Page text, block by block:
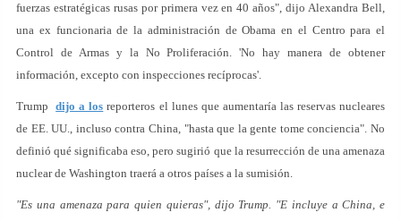
fuerzas estratégicas rusas por primera vez en 40 años", dijo Alexandra Bell,
una ex funcionaria de la administración de Obama en el Centro para el
Control de Armas y la No Proliferación. 'No hay manera de obtener
información, excepto con inspecciones recíprocas'.
Trumpdijo a los reporteros el lunes que aumentaría las reservas nucleares
de EE. UU., incluso contra China, "hasta que la gente tome conciencia". No
definió qué significaba eso, pero sugirió que la resurrección de una amenaza
nuclear de Washington traerá a otros países a la sumisión.
"Es una amenaza para quien quieras", dijo Trump. "E incluye a China, e